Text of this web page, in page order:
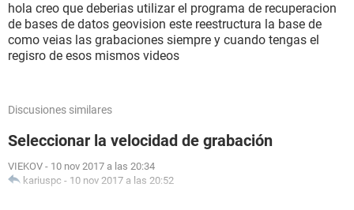
hola creo que deberias utilizar el programa de recuperacion
de bases de datos geovision este reestructura la base de
como veias las grabaciones siempre y cuando tengas el
regisro de esos mismos videos
Discusiones similares
Seleccionar la velocidad de grabación
VIEKOV - 10 nov 2017 a las 20:34
kariuspc - 10 nov 2017 a las 20:52